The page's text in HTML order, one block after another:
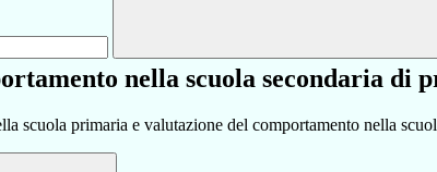
nella scuola secondaria di
scuola primaria e valutazione del comportamento nella